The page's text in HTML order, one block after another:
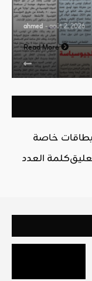
ahmed - août 2, 2026
Read More
بطاقات خاصة
كلمة العدد